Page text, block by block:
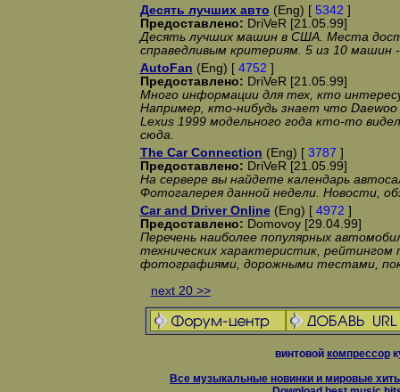
Десять лучших авто (Eng) [ 5342 ]
Предоставлено: DriVeR [21.05.99]
Десять лучших машин в США. Места
справедливым критериям. 5 из 10
AutoFan (Eng) [ 4752 ]
Предоставлено: DriVeR [21.05.99]
Много информации для тех, кто
Например, кто-нибудь знает что
Lexus 1999 модельного года кто-то
сюда.
The Car Connection (Eng) [ 3787 ]
Предоставлено: DriVeR [21.05.99]
На сервере вы найдете календарь
Фотогалерея данной недели. Новости,
Car and Driver Online(Eng) [ 4972 ]
Предоставлено: Domovoy [29.04.99]
Перечень наиболее популярных
технических характеристик, рейтингом
фотографиями, дорожными тестами,
next 20 >>
винтовой компрессор
Все музыкальные новинки и мировые